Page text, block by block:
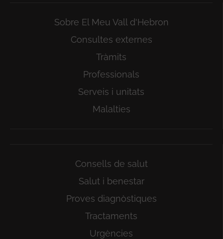
Sobre El Meu Vall d'Hebron
Consultes externes
Tràmits
Professionals
Serveis i unitats
Malalties
Consells de salut
Salut i benestar
Proves diagnòstiques
Tractaments
Urgències